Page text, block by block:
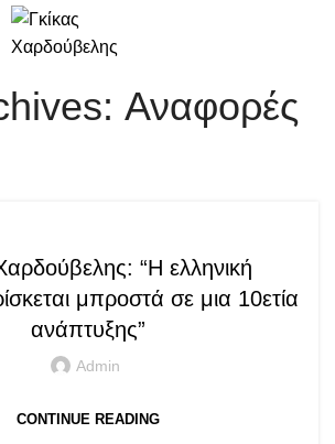
Αναφορές
“Η ελληνική
μπροστά σε μια 10ετία
ανάπτυξης”
Admin
CONTINUE READING